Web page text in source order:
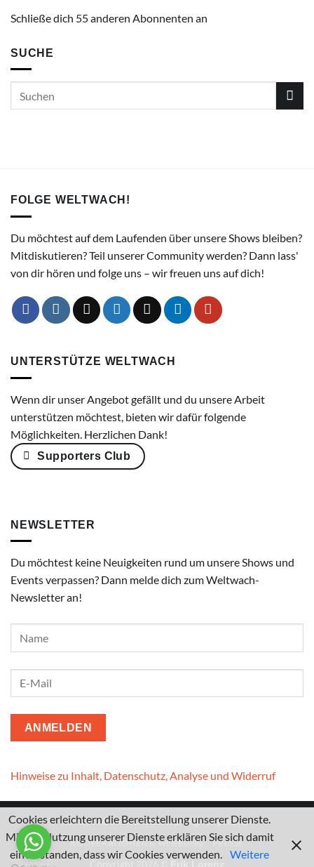
Schließe dich 55 anderen Abonnenten an
SUCHE
FOLGE WELTWACH!
Du möchtest auf dem Laufenden über unsere Shows bleiben?
Mitdiskutieren? Teil unserer Community werden? Dann lass'
von dir hören und folge uns – wir freuen uns auf dich!
UNTERSTÜTZE WELTWACH
Wenn dir unser Angebot gefällt und du unsere Arbeit
unterstützen möchtest, bieten wir dafür folgende
Möglichkeiten. Herzlichen Dank!
Supporters Club
NEWSLETTER
Du möchtest keine Neuigkeiten rund um unsere Shows und
Events verpassen? Dann melde dich zum Weltwach-
Newsletter an!
Hinweise zu Inhalt, Datenschutz, Analyse und Widerruf
KontaktI DatenschutzerklärungIImpressum
KOOPERATIONEN & WERBUNG PRESSE
Cookies erleichtern die Bereitstellung unserer Dienste.
Mit der Nutzung unserer Dienste erklären Sie sich damit
einverstanden, dass wir Cookies verwenden. Weitere